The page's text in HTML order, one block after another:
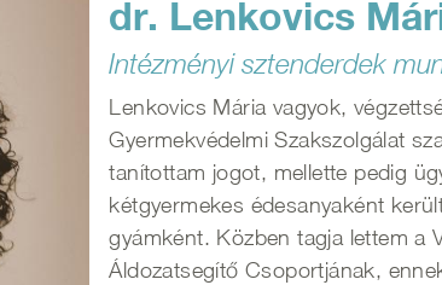
dr. Lenkovics
Intézményi sztenderdek
Lenkovics Mária vagyok,
Gyermekvédelmi Szakszolgálat
tanítottam jogot, mellette pedig
kétgyermekes édesanyaként
gyámként. Közben tagja lettem a
Áldozatsegítő Csoportjának,